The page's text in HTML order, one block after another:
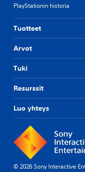
PlayStationin historia
Tuotteet
Arvot
Tuki
Resurssit
Luo yhteys
© 2026 Sony Interactive